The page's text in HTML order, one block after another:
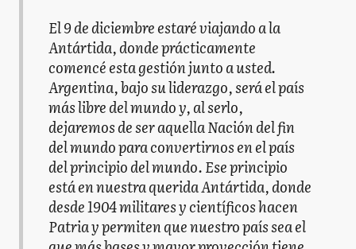
El 9 de diciembre estaré viajando a la
Antártida, donde prácticamente
comencé esta gestión junto a usted.
Argentina, bajo su liderazgo, será el país
más libre del mundo y, al serlo,
dejaremos de ser aquella Nación del fin
del mundo para convertirnos en el país
del principio del mundo. Ese principio
está en nuestra querida Antártida, donde
desde 1904 militares y científicos hacen
Patria y permiten que nuestro país sea el